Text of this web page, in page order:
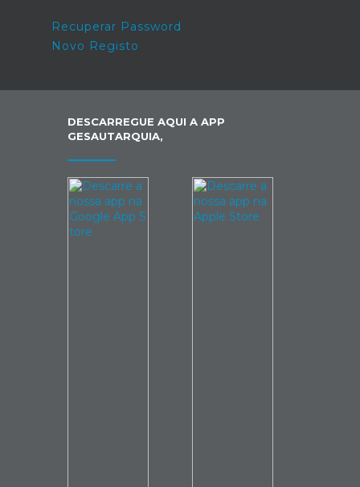
Recuperar Password
Novo Registo
DESCARREGUE AQUI A APP
GESAUTARQUIA,